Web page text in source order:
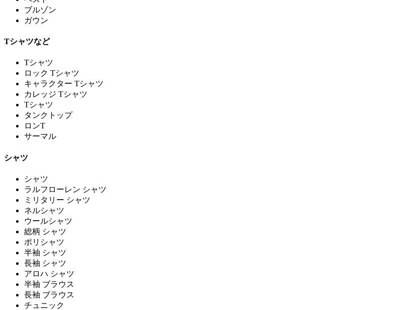
ブルゾン
ガウン
Tシャツなど
Tシャツ
ロック Tシャツ
キャラクター Tシャツ
カレッジ Tシャツ
Tシャツ
タンクトップ
ロンT
サーマル
シャツ
シャツ
ラルフローレン シャツ
ミリタリー シャツ
ネルシャツ
ウールシャツ
総柄 シャツ
ポリシャツ
半袖 シャツ
長袖 シャツ
アロハ シャツ
半袖 ブラウス
長袖 ブラウス
チュニック